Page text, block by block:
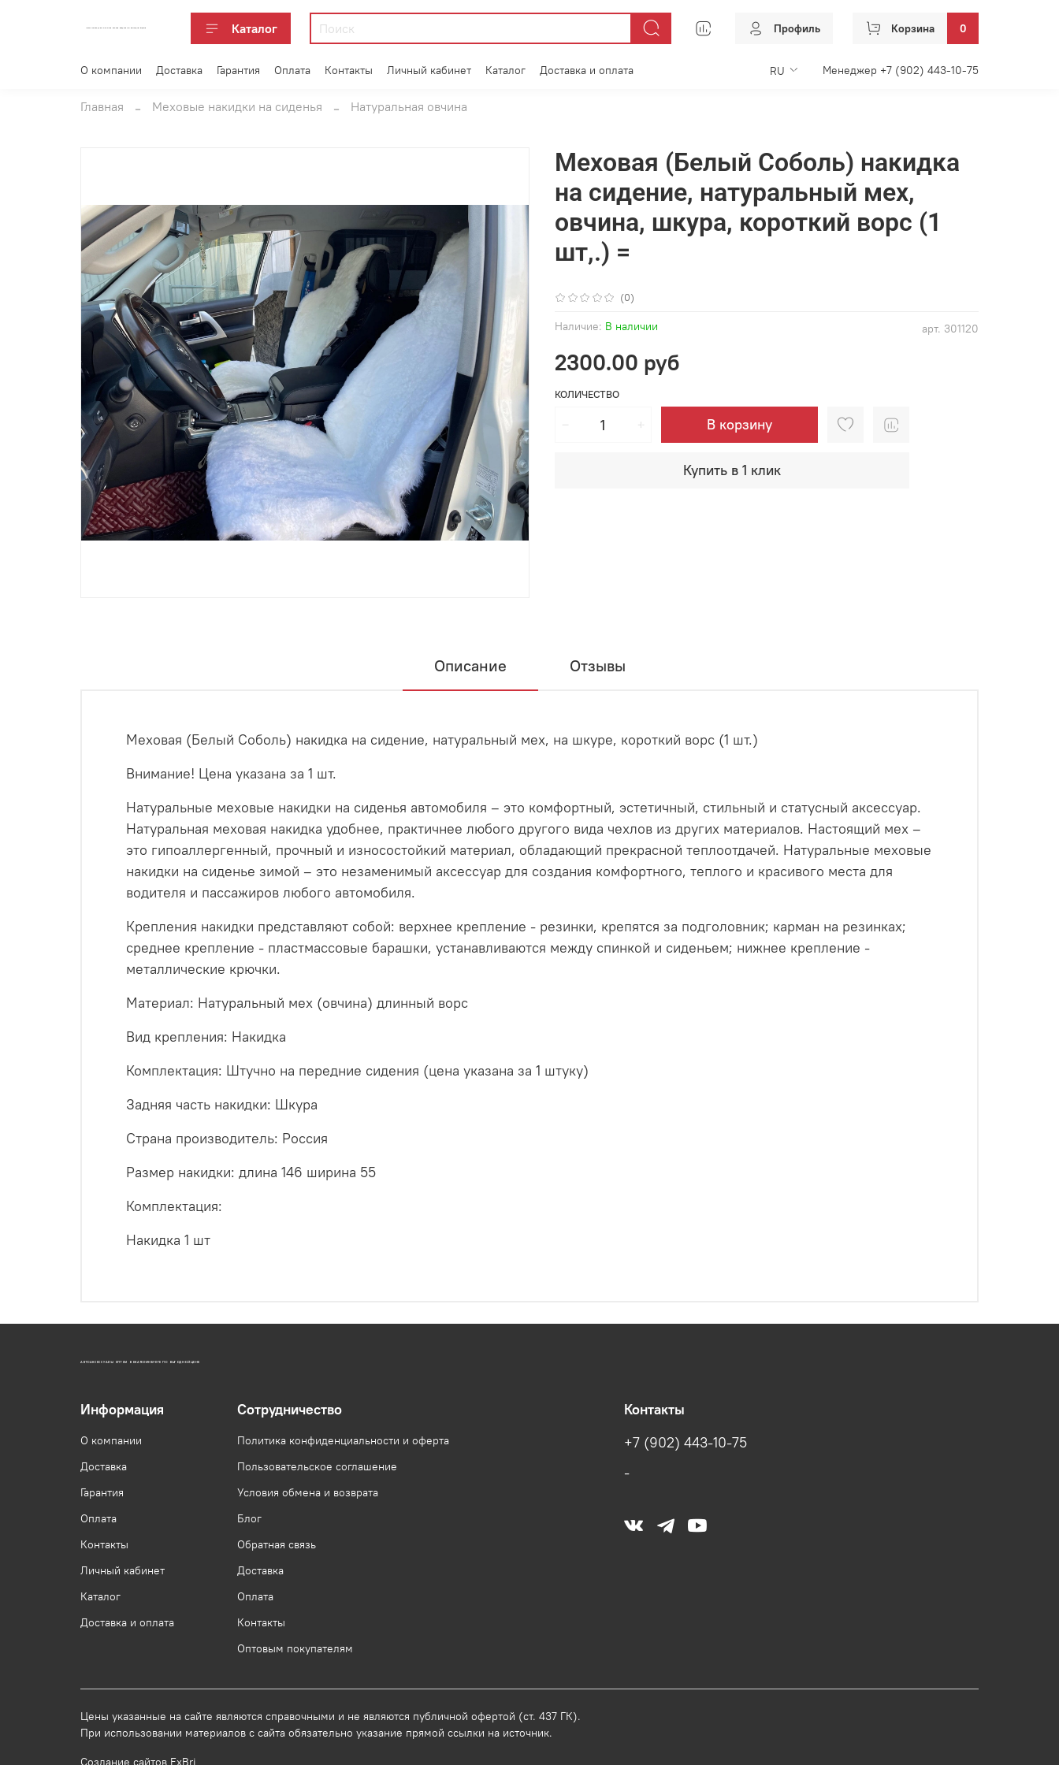
Каталог Профиль Корзина 0
О компании Доставка Гарантия Оплата Контакты Личный кабинет Каталог Доставка и оплата RU Менеджер +7 (902) 443-10-75
Главная Меховые накидки на сиденья Натуральная овчина
(0)
арт. 301120
Наличие: В наличии
Меховая (Белый Соболь) накидка
на сидение, натуральный мех,
овчина, шкура, короткий ворс (1
шт,.) =
2300.00 руб
КОЛИЧЕСТВО
В корзину
Купить в 1 клик
Описание Отзывы
Меховая (Белый Соболь) накидка на сидение, натуральный мех, на шкуре, короткий ворс (1 шт.)
Внимание! Цена указана за 1 шт.
Натуральные меховые накидки на сиденья автомобиля – это комфортный, эстетичный, стильный и статусный аксессуар.
Натуральная меховая накидка удобнее, практичнее любого другого вида чехлов из других материалов. Настоящий мех –
это гипоаллергенный, прочный и износостойкий материал, обладающий прекрасной теплоотдачей. Натуральные меховые
накидки на сиденье зимой – это незаменимый аксессуар для создания комфортного, теплого и красивого места для
водителя и пассажиров любого автомобиля.
Крепления накидки представляют собой: верхнее крепление - резинки, крепятся за подголовник; карман на резинках;
среднее крепление - пластмассовые барашки, устанавливаются между спинкой и сиденьем; нижнее крепление -
металлические крючки.
Материал: Натуральный мех (овчина) длинный ворс
Вид крепления: Накидка
Комплектация: Штучно на передние сидения (цена указана за 1 штуку)
Задняя часть накидки: Шкура
Страна производитель: Россия
Размер накидки: длина 146 ширина 55
Комплектация:
Накидка 1 шт
АВТОАКСЕССУАРЫ ОПТОМ В ЕКАТЕРИНБУРГЕ ПО ВЫГОДНОЙ ЦЕНЕ
Информация
О компании
Доставка
Гарантия
Оплата
Контакты
Личный кабинет
Каталог
Доставка и оплата
Сотрудничество
Политика конфиденциальности и оферта
Пользовательское соглашение
Условия обмена и возврата
Блог
Обратная связь
Доставка
Оплата
Контакты
Оптовым покупателям
Контакты
+7 (902) 443-10-75
-
Цены указанные на сайте являются справочными и не являются публичной офертой (ст. 437 ГК).
При использовании материалов с сайта обязательно указание прямой ссылки на источник.
Создание сайтов ExBri